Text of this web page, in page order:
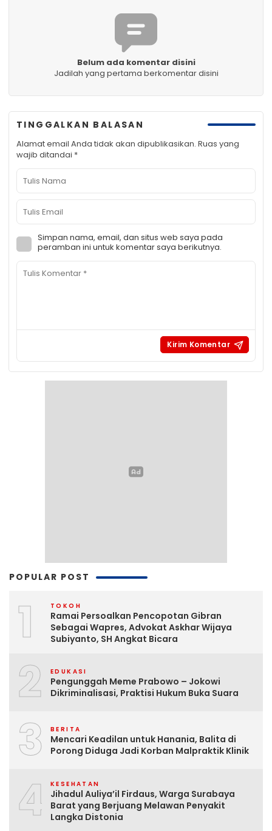
Belum ada komentar disini
Jadilah yang pertama berkomentar disini
TINGGALKAN BALASAN
Alamat email Anda tidak akan dipublikasikan. Ruas yang
wajib ditandai *
Simpan nama, email, dan situs web saya pada
peramban ini untuk komentar saya berikutnya.
POPULAR POST
1 TOKOH
Ramai Persoalkan Pencopotan Gibran
Sebagai Wapres, Advokat Askhar Wijaya
Subiyanto, SH Angkat Bicara
2 EDUKASI
Pengunggah Meme Prabowo – Jokowi
Dikriminalisasi, Praktisi Hukum Buka Suara
3 BERITA
Mencari Keadilan untuk Hanania, Balita di
Porong Diduga Jadi Korban Malpraktik Klinik
4 KESEHATAN
Jihadul Auliya’il Firdaus, Warga Surabaya
Barat yang Berjuang Melawan Penyakit
Langka Distonia